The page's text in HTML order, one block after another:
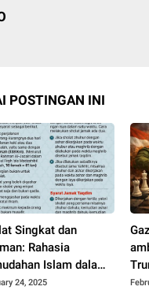
POSTINGAN INI
Singkat dan
Rahasia
Islam dalam
24, 2025